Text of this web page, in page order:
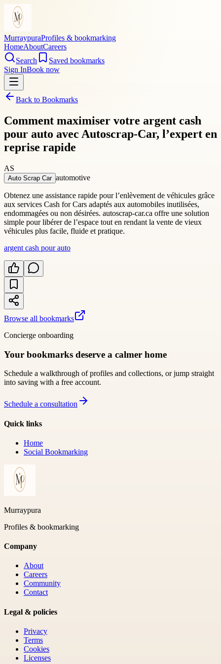
MurraypuraProfiles & bookmarking
HomeAboutCareers
Search
Saved bookmarks
Sign InBook now
Back to Bookmarks
Comment maximiser votre argent cash
pour auto avec Autoscrap-Car, l’expert en
reprise rapide
AS
Auto Scrap Car automotive
Obtenez une assistance rapide pour l’enlèvement de véhicules grâce
aux services Cash for Cars adaptés aux automobiles inutilisées,
endommagées ou non désirées. autoscrap-car.ca offre une solution
simple pour libérer de l’espace tout en rendant la vente de vieux
véhicules plus facile, fluide et pratique.
argent cash pour auto
Browse all bookmarks
Concierge onboarding
Your bookmarks deserve a calmer home
Schedule a walkthrough of profiles and collections, or jump straight
into saving with a free account.
Schedule a consultation
Quick links
Home
Social Bookmarking
Murraypura
Profiles & bookmarking
Company
About
Careers
Community
Contact
Legal & policies
Privacy
Terms
Cookies
Licenses